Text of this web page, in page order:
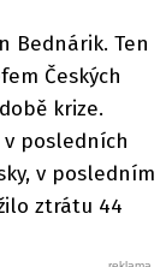
Bednárik. Ten
Českých
krize.
posledních
v posledním
ztrátu 44